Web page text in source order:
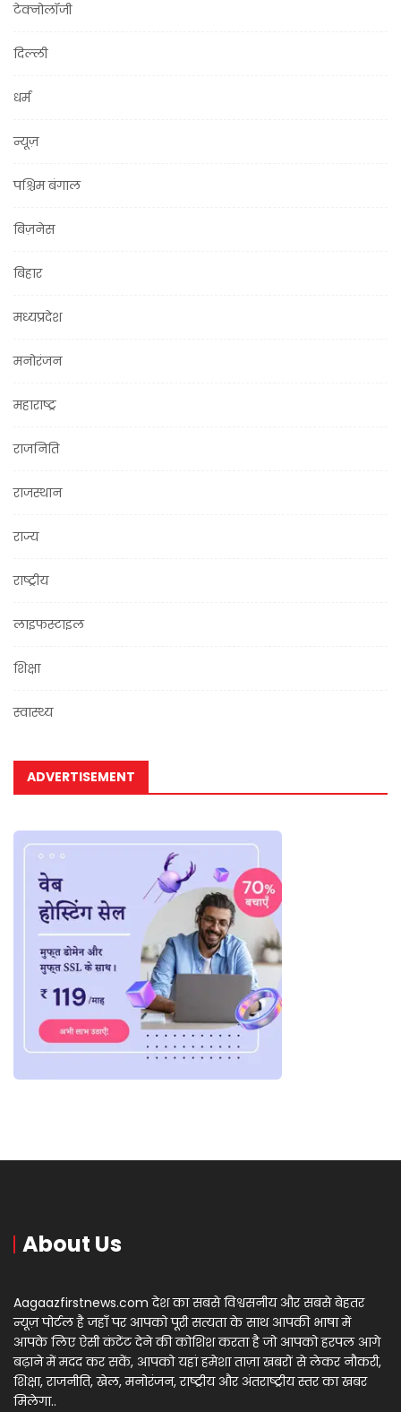
टेक्नोलॉजी
दिल्ली
धर्म
न्यूज़
पश्चिम बंगाल
बिज़नेस
बिहार
मध्यप्रदेश
मनोरंजन
महाराष्ट्र
राजनिति
राजस्थान
राज्य
राष्ट्रीय
लाइफस्टाइल
शिक्षा
स्वास्थ्य
ADVERTISEMENT
About Us
Aagaazfirstnews.com देश का सबसे विश्वसनीय और सबसे बेहतर
न्यूज़ पोर्टल है जहाँ पर आपको पूरी सत्यता के साथ आपकी भाषा में
आपके लिए ऐसी कंटेंट देने की कोशिश करता है जो आपको हरपल आगे
बढ़ाने में मदद कर सकें, आपको यहां हमेशा ताज़ा खबरों से लेकर नौकरी,
शिक्षा, राजनीति, खेल, मनोरंजन, राष्ट्रीय और अंतराष्ट्रीय स्तर का खबर
मिलेगा..